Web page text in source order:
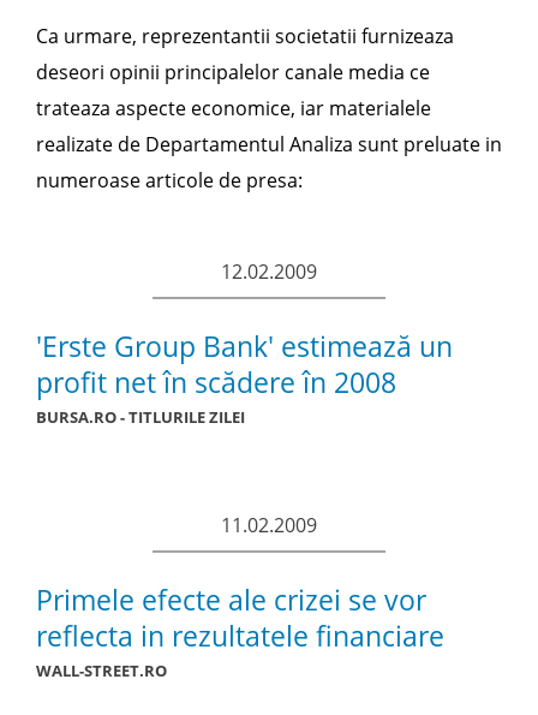
Ca urmare, reprezentantii societatii furnizeaza
deseori opinii principalelor canale media ce
trateaza aspecte economice, iar materialele
realizate de Departamentul Analiza sunt preluate in
numeroase articole de presa:
12.02.2009
'Erste Group Bank' estimează un
profit net în scădere în 2008
BURSA.RO - TITLURILE ZILEI
11.02.2009
Primele efecte ale crizei se vor
reflecta in rezultatele financiare
WALL-STREET.RO